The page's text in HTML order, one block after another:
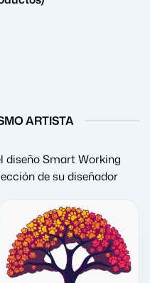
ARTISTA
diseño Smart Working
de su diseñador